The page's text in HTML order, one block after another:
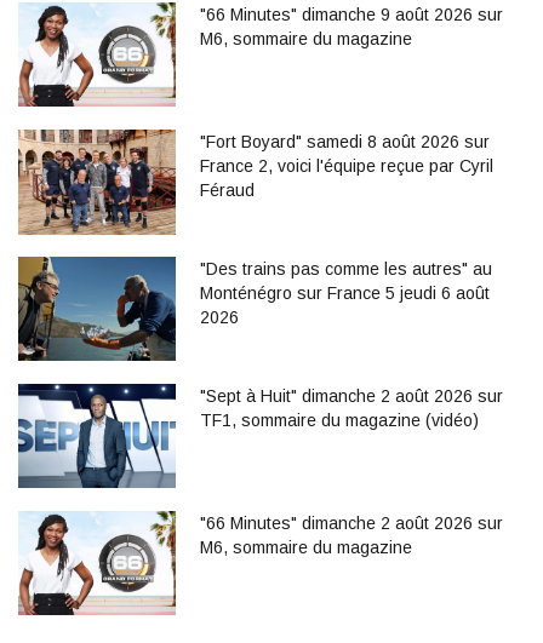
"66 Minutes" dimanche 9 août 2026 sur
M6, sommaire du magazine
"Fort Boyard" samedi 8 août 2026 sur
France 2, voici l'équipe reçue par Cyril
Féraud
"Des trains pas comme les autres" au
Monténégro sur France 5 jeudi 6 août
2026
"Sept à Huit" dimanche 2 août 2026 sur
TF1, sommaire du magazine (vidéo)
"66 Minutes" dimanche 2 août 2026 sur
M6, sommaire du magazine